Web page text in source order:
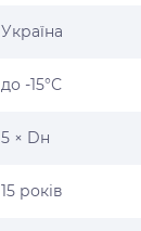
Україна
до -15°С
5 × Dн
15 років